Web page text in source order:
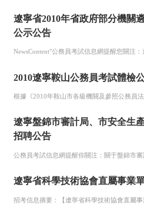
遼寧省2010年省政府部分機關
公示公告
2010遼寧鞍山公務員考試體檢
遼寧盤錦市審計局、市安全生
招聘公告
遼寧省科學技術協會直屬事業